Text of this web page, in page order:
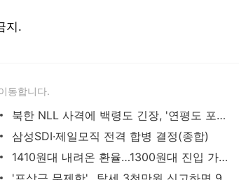
지.
동합니다.
북한 NLL 사격에 백령도 긴장, '연평도 포격사건' 재조명
삼성SDI·제일모직 전격 합병 결정(종합)
1410원대 내려온 환율…1300원대 진입 가능성은[주간외환전망]